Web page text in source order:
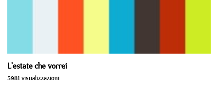
L'estate che vorrei
5981 visualizzazioni